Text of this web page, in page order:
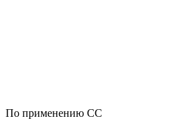
По применению CC